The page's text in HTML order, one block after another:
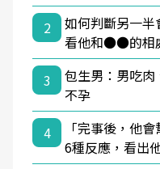
2
如何判斷另一半
看他和●●的相
3
包生男：男吃
不孕
4
「完事後，他
6種反應，看出